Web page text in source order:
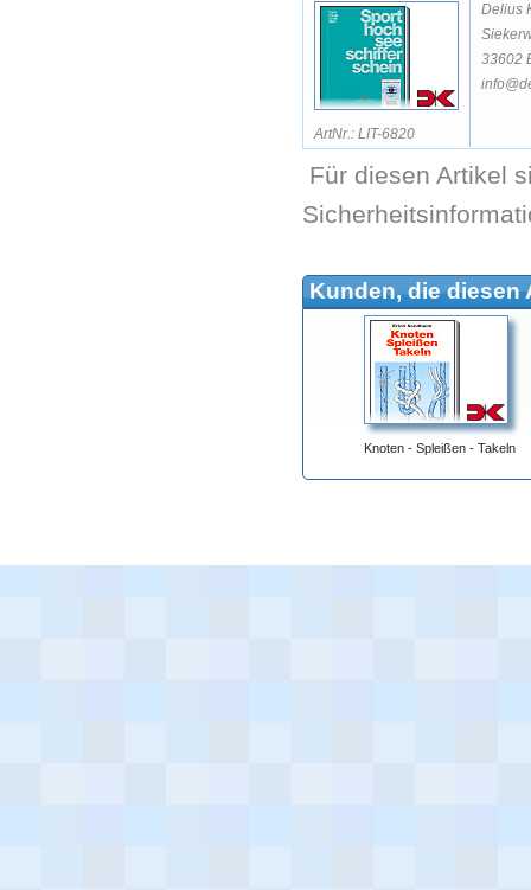
ArtNr.: LIT-6820
Delius
33602
Für diesen Artikel
Kunden, die diesen
Knoten - Spleißen - Takeln